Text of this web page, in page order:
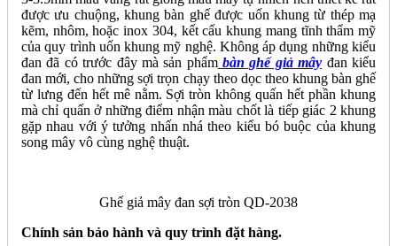
được ưu chuộng, khung bàn ghế được uốn khung từ thép mạ
kẽm, nhôm, hoặc inox 304, kết cấu khung mang tĩnh thẩm mỹ
của quy trình uốn khung mỹ nghệ. Không áp dụng những kiểu
đan đã có trước đây mà sản phẩmbàn ghế giả mây đan kiểu
đan mới, cho những sợi trọn chạy theo dọc theo khung bàn ghế
từ lưng đến hết mê nằm. Sợi tròn không quấn hết phần khung
mà chỉ quấn ở những điểm nhận màu chốt là tiếp giác 2 khung
gặp nhau với ý tưởng nhấn nhá theo kiểu bó buộc của khung
song mây vô cùng nghệ thuật.
Ghế giả mây đan sợi tròn QD-2038
Chính sản bảo hành và quy trình đặt hàng.